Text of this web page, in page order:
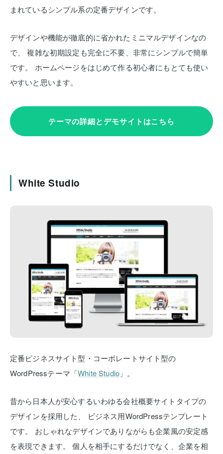
まれているシンプル系の定番デザインです。
デザインや機能が徹底的に省かれたミニマルデザインなの
で、
複雑な初期設定も完全に不要、非常にシンプルで簡単
です。
ホームページをはじめて作る初心者にもとても使い
やすいと思います。
テーマの詳細とデモサイトはこちら
White Studio
定番ビジネスサイト型・コーポレートサイト型の
WordPressテーマ「White Studio 」。
昔から日本人が安心するいわゆる会社概要サイトタイプの
デザインを採用した、
ビジネス用WordPressテンプレート
です。
おしゃれなデザインでありながらも企業風の安定感
を表現できます。
個人を相手にするだけでなく、企業を相